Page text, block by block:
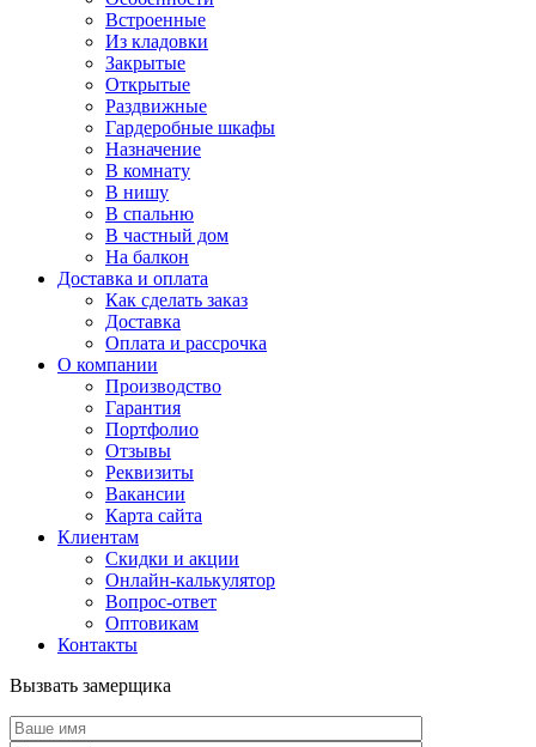
Встроенные
Из кладовки
Закрытые
Открытые
Раздвижные
Гардеробные шкафы
Назначение
В комнату
В нишу
В спальню
В частный дом
На балкон
Доставка и оплата
Как сделать заказ
Доставка
Оплата и рассрочка
О компании
Производство
Гарантия
Портфолио
Отзывы
Реквизиты
Вакансии
Карта сайта
Клиентам
Скидки и акции
Онлайн-калькулятор
Вопрос-ответ
Оптовикам
Контакты
Вызвать замерщика